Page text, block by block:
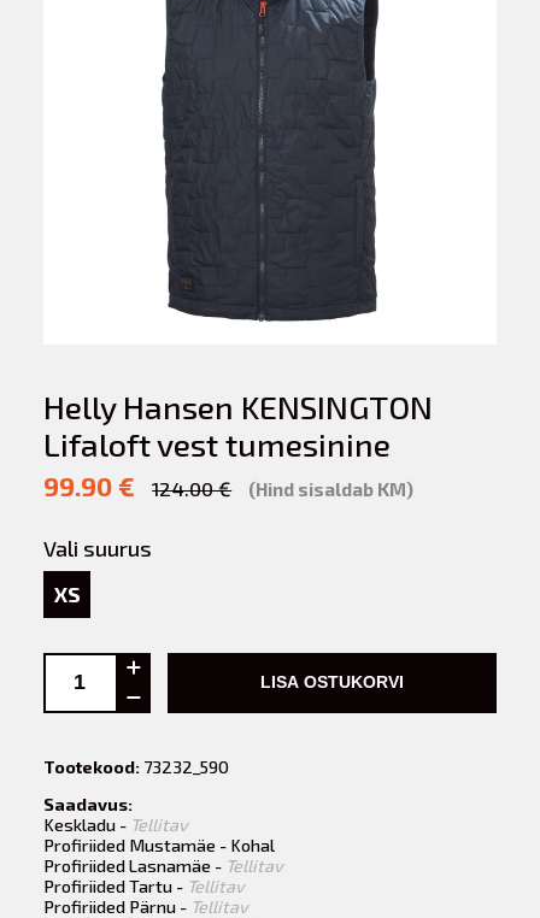
Helly Hansen KENSINGTON
Lifaloft vest tumesinine
99.90 € 124.00 € (Hind sisaldab KM)
Vali suurus
XS
LISA OSTUKORVI
Tootekood:73232_590
Saadavus:
Keskladu - Tellitav
Profiriided Mustamäe - Kohal
Profiriided Lasnamäe - Tellitav
Profiriided Tartu - Tellitav
Profiriided Pärnu - Tellitav